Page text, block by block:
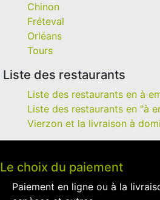
Chinon
Fréteval
Orléans
Tours
Liste des restaurants
Liste des restaurants en à
Liste des restaurants en "à
Vierzon et la livraison à
Le choix du paiement
Paiement en ligne ou à la